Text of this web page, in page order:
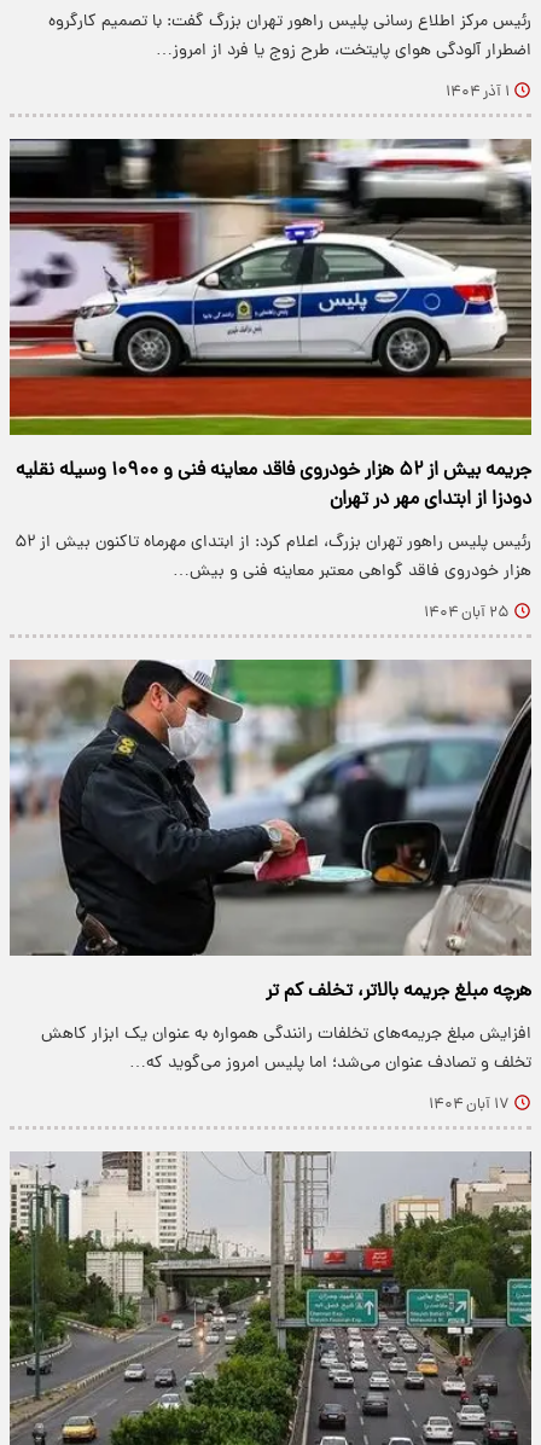
رئیس مرکز اطلاع رسانی پلیس راهور تهران بزرگ گفت: با تصمیم کارگروه
اضطرار آلودگی هوای پایتخت، طرح زوج یا فرد از امروز…
۱ آذر ۱۴۰۴
جریمه بیش از ۵۲ هزار خودروی فاقد معاینه فنی و ۱۰۹۰۰ وسیله نقلیه
دودزا از ابتدای مهر در تهران
رئیس پلیس راهور تهران بزرگ، اعلام کرد: از ابتدای مهرماه تاکنون بیش از ۵۲
هزار خودروی فاقد گواهی معتبر معاینه فنی و بیش…
۲۵ آبان ۱۴۰۴
هرچه مبلغ جریمه بالاتر، تخلف کم تر
افزایش مبلغ جریمه‌های تخلفات رانندگی همواره به عنوان یک ابزار کاهش
تخلف و تصادف عنوان می‌شد؛ اما پلیس امروز می‌گوید که…
۱۷ آبان ۱۴۰۴